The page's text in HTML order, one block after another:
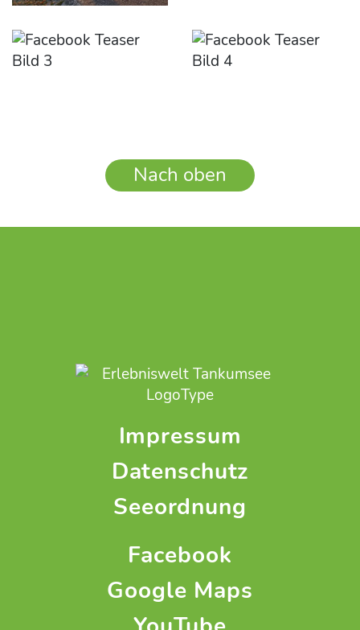
Nach oben
Impressum
Datenschutz
Seeordnung
Facebook
Google Maps